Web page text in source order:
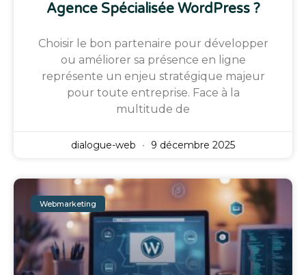
Agence Spécialisée WordPress ?
Choisir le bon partenaire pour développer
ou améliorer sa présence en ligne
représente un enjeu stratégique majeur
pour toute entreprise. Face à la
multitude de
dialogue-web 9 décembre 2025
Webmarketing